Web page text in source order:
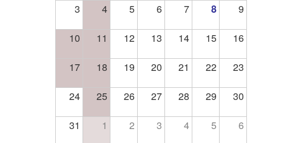
3 4 5 6 7 8 9
10 11 12 13 14 15 16
17 18 19 20 21 22 23
24 25 26 27 28 29 30
31 1 2 3 4 5 6